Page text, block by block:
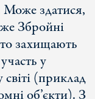
Може здатися,
Збройні
захищають
у
(приклад